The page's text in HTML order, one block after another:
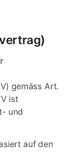
gemäss Art.
ist
und
auf den